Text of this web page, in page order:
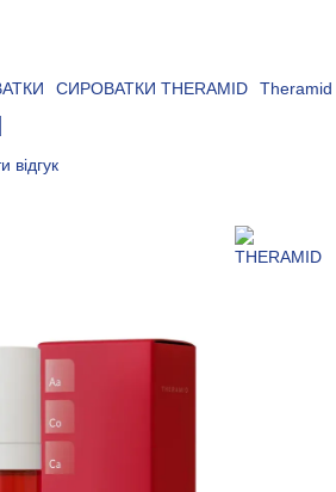
СИРОВАТКИ THERAMID Theramid
відгук